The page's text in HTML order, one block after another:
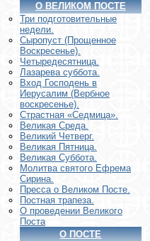
О ВЕЛИКОМ ПОСТЕ
Три подготовительные
недели.
Сыропуст (Прощенное
Воскресенье).
Четыредесятница.
Лазарева суббота.
Вход Господень в
Иерусалим (Вербное
воскресенье).
Страстная «Седмица».
Великая Среда.
Великий Четверг.
Великая Пятница.
Великая Суббота.
Молитва святого Ефрема
Сирина.
Пресса о Великом Посте.
Постная трапеза.
О проведении Великого
Поста
О ПОСТЕ